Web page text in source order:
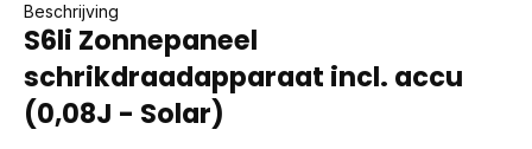
Beschrijving
S6li Zonnepaneel
schrikdraadapparaat incl. accu
(0,08J - Solar)